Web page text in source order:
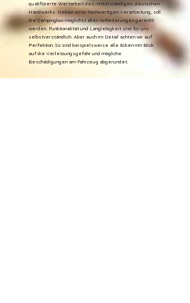
qualifizierte Wertarbeit des mittelständigen, deutschen
Handwerks. Neben einer hochwertigen Verarbeitung, soll
die Campingbox möglichst allen Anforderungen gerecht
werden. Funktionalität und Langlebigkeit sind für uns
selbstverständlich. Aber auch im Detail achten wir auf
Perfektion. So sind beispielsweise alle Ecken mit Blick
auf die Verletzungsgefahr und mögliche
Beschädigungen am Fahrzeug abgerundet.